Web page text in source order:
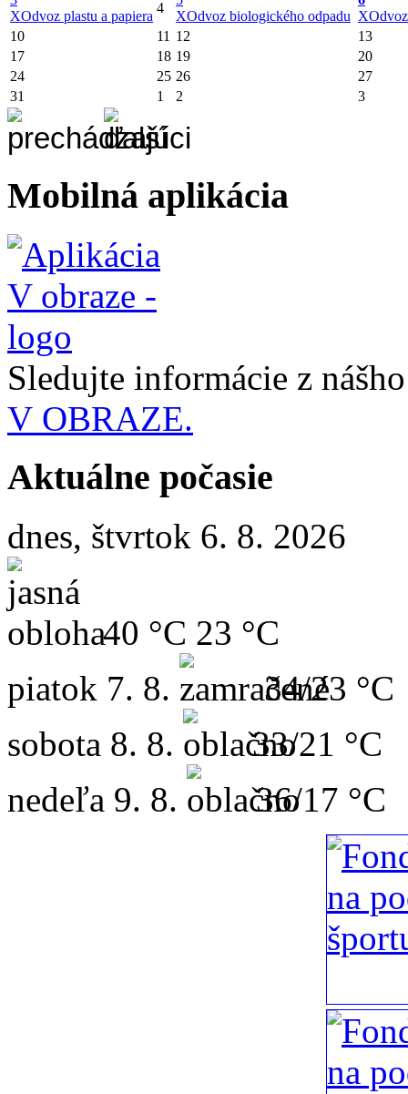
XOdvoz plastu a papiera
4
XOdvoz biologického odpadu X
10
11 12
13
17
18 19
20
24
25 26
27
31
1 2 3
Mobilná aplikácia
Sledujte informácie z
V OBRAZE.
Aktuálne počasie
dnes, štvrtok 6. 8. 2026
40 °C 23 °C
piatok 7. 8.
34/23 °C
sobota 8. 8.
33/21 °C
nedeľa 9. 8. 36/17 °C